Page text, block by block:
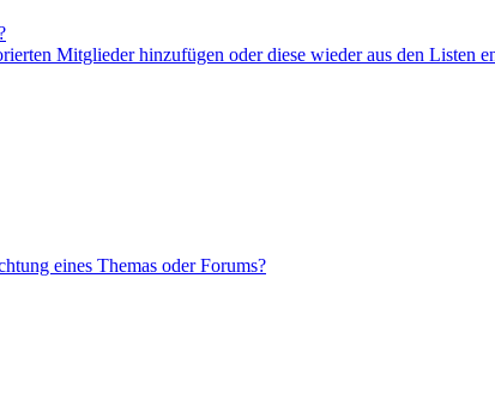
Mitglieder hinzufügen oder diese wieder aus den Listen
eines Themas oder Forums?